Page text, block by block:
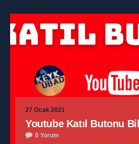
27 Ocak 2021
Youtube Katıl Butonu
0 Yorum